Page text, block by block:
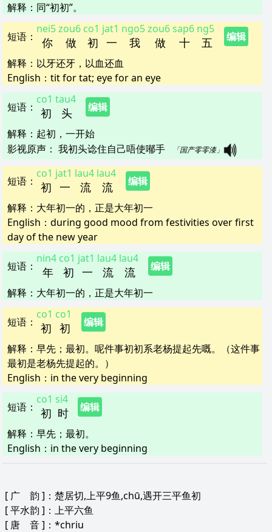
解释 ： 同“初初”。
短语 ： 你
nei5
做
zou6
初
co1
一
jat1
我
ngo5
做
zou6
十
sap6
五
ng5
编辑
解释 ： 以牙还牙，以血还血
English： tit for tat; eye for an eye
短语 ： 初
co1
头
tau4
编辑
解释 ： 起初，一开始
影视原声： 我初头谂住自己唔使喐手 「国产零零漆」
短语 ： 初
co1
一
jat1
流
lau4
流
lau4
编辑
解释 ： 大年初一的，正是大年初一
English： during good mood from festivities over first
day of the new year
短语 ： 年
nin4
初
co1
一
jat1
流
lau4
流
lau4
编辑
解释 ： 大年初一的，正是大年初一
短语 ： 初
co1
初
co1
编辑
解释 ： 早先；最初。呢件事初初系老杨提起先嘅。（这件事
最初是老杨先提起的。）
English： in the very beginning
短语 ： 初
co1
时
si4
编辑
解释 ： 早先；最初。
English： in the very beginning
[ 广 韵 ]：楚居切,上平9鱼,chū,遇开三平鱼初
[平水韵 ]：上平六鱼
[ 唐 音]：*chriu